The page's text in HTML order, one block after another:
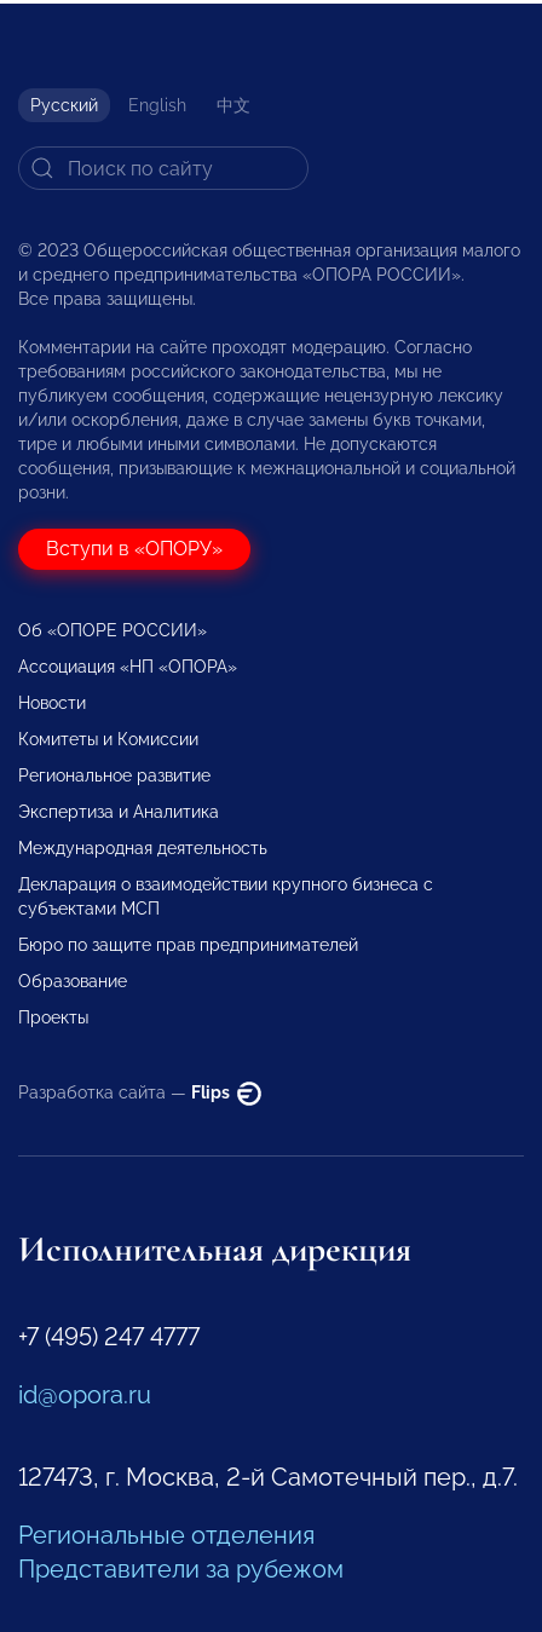
Русский English 中文
© 2023 Общероссийская общественная организация малого
и среднего предпринимательства «ОПОРА РОССИИ».
Все права защищены.
Комментарии на сайте проходят модерацию. Согласно
требованиям российского законодательства, мы не
публикуем сообщения, содержащие нецензурную лексику
и/или оскорбления, даже в случае замены букв точками,
тире и любыми иными символами. Не допускаются
сообщения, призывающие к межнациональной и социальной
розни.
Вступи в «ОПОРУ»
Об «ОПОРЕ РОССИИ»
Ассоциация «НП «ОПОРА»
Новости
Комитеты и Комиссии
Региональное развитие
Экспертиза и Аналитика
Международная деятельность
Декларация о взаимодействии крупного бизнеса с
субъектами МСП
Бюро по защите прав предпринимателей
Образование
Проекты
Разработка сайта — Flips
Исполнительная дирекция
+7 (495) 247 4777
id@opora.ru
127473, г. Москва, 2-й Самотечный пер., д.7.
Региональные отделения
Представители за рубежом